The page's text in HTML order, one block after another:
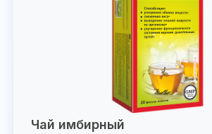
Чай имбирный